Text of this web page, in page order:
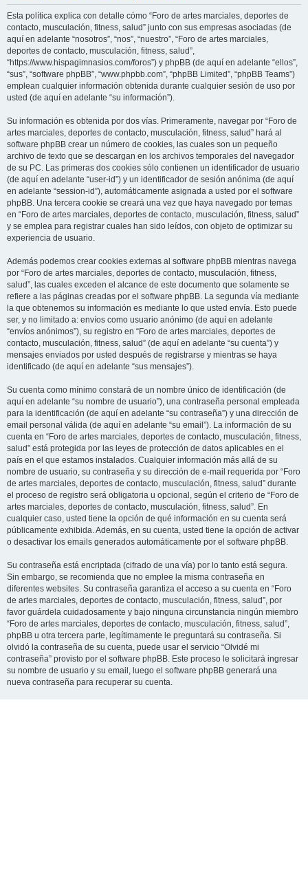
c
Esta política explica con detalle cómo “Foro de artes marciales, deportes de
contacto, musculación, fitness, salud” junto con sus empresas asociadas (de
aquí en adelante “nosotros”, “nos”, “nuestro”, “Foro de artes marciales,
deportes de contacto, musculación, fitness, salud”,
“https://www.hispagimnasios.com/foros”) y phpBB (de aquí en adelante “ellos”,
“sus”, “software phpBB”, “www.phpbb.com”, “phpBB Limited”, “phpBB Teams”)
emplean cualquier información obtenida durante cualquier sesión de uso por
usted (de aquí en adelante “su información”).
Su información es obtenida por dos vías. Primeramente, navegar por “Foro de
artes marciales, deportes de contacto, musculación, fitness, salud” hará al
software phpBB crear un número de cookies, las cuales son un pequeño
archivo de texto que se descargan en los archivos temporales del navegador
de su PC. Las primeras dos cookies sólo contienen un identificador de usuario
(de aquí en adelante “user-id”) y un identificador de sesión anónima (de aquí
en adelante “session-id”), automáticamente asignada a usted por el software
phpBB. Una tercera cookie se creará una vez que haya navegado por temas
en “Foro de artes marciales, deportes de contacto, musculación, fitness, salud”
y se emplea para registrar cuales han sido leídos, con objeto de optimizar su
experiencia de usuario.
Además podemos crear cookies externas al software phpBB mientras navega
por “Foro de artes marciales, deportes de contacto, musculación, fitness,
salud”, las cuales exceden el alcance de este documento que solamente se
refiere a las páginas creadas por el software phpBB. La segunda vía mediante
la que obtenemos su información es mediante lo que usted envía. Esto puede
ser, y no limitado a: envíos como usuario anónimo (de aquí en adelante
“envíos anónimos”), su registro en “Foro de artes marciales, deportes de
contacto, musculación, fitness, salud” (de aquí en adelante “su cuenta”) y
mensajes enviados por usted después de registrarse y mientras se haya
identificado (de aquí en adelante “sus mensajes”).
Su cuenta como mínimo constará de un nombre único de identificación (de
aquí en adelante “su nombre de usuario”), una contraseña personal empleada
para la identificación (de aquí en adelante “su contraseña”) y una dirección de
email personal válida (de aquí en adelante “su email”). La información de su
cuenta en “Foro de artes marciales, deportes de contacto, musculación, fitness,
salud” está protegida por las leyes de protección de datos aplicables en el
país en el que estamos instalados. Cualquier información más allá de su
nombre de usuario, su contraseña y su dirección de e-mail requerida por “Foro
de artes marciales, deportes de contacto, musculación, fitness, salud” durante
el proceso de registro será obligatoria u opcional, según el criterio de “Foro de
artes marciales, deportes de contacto, musculación, fitness, salud”. En
cualquier caso, usted tiene la opción de qué información en su cuenta será
públicamente exhibida. Además, en su cuenta, usted tiene la opción de activar
o desactivar los emails generados automáticamente por el software phpBB.
Su contraseña está encriptada (cifrado de una vía) por lo tanto está segura.
Sin embargo, se recomienda que no emplee la misma contraseña en
diferentes websites. Su contraseña garantiza el acceso a su cuenta en “Foro
de artes marciales, deportes de contacto, musculación, fitness, salud”, por
favor guárdela cuidadosamente y bajo ninguna circunstancia ningún miembro
“Foro de artes marciales, deportes de contacto, musculación, fitness, salud”,
phpBB u otra tercera parte, legítimamente le preguntará su contraseña. Si
olvidó la contraseña de su cuenta, puede usar el servicio “Olvidé mi
contraseña” provisto por el software phpBB. Este proceso le solicitará ingresar
su nombre de usuario y su email, luego el software phpBB generará una
nueva contraseña para recuperar su cuenta.